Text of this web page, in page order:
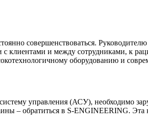
совершенствоваться.
клиентами и между сотрудниками, к
оборудованию и
управления (АСУ), необходимо
– обратиться в S-ENGINEERING. Эта